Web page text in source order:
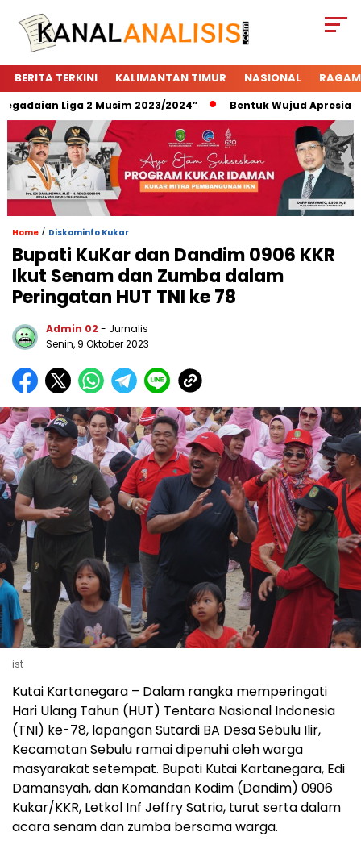
BERITA TERKINI KALIMANTAN TIMUR NASIONAL RAGAM
Liga 2 Musim 2023/2024” Bentuk Wujud Apresiasi
Home / Diskominfo Kukar
Bupati KuKar dan Dandim 0906 KKR
Ikut Senam dan Zumba dalam
Peringatan HUT TNI ke 78
Admin 02 - Jurnalis
Senin, 9 Oktober 2023
ist
Kutai Kartanegara – Dalam rangka memperingati
Hari Ulang Tahun (HUT) Tentara Nasional Indonesia
(TNI) ke-78, lapangan Sutardi BA Desa Sebulu Ilir,
Kecamatan Sebulu ramai dipenuhi oleh warga
masyarakat setempat. Bupati Kutai Kartanegara, Edi
Damansyah, dan Komandan Kodim (Dandim) 0906
Kukar/KKR, Letkol Inf Jeffry Satria, turut serta dalam
acara senam dan zumba bersama warga.